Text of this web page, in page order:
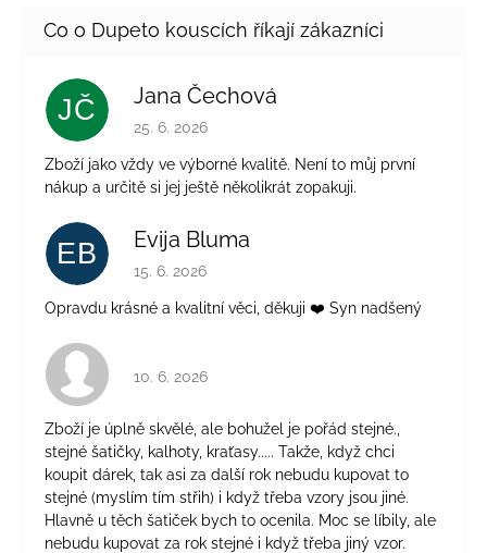
JČ Jana Čechová
Hodnocení obchodu je 5 z 5 hvězdiček.
25. 6. 2026
Zboží jako vždy ve výborné kvalitě. Není to můj první
nákup a určitě si jej ještě několikrát zopakuji.
EB Evija Bluma
Hodnocení obchodu je 5 z 5 hvězdiček.
15. 6. 2026
Opravdu krásné a kvalitní věci, děkuji ❤️ Syn nadšený
Hodnocení obchodu je 4 z 5 hvězdiček.
10. 6. 2026
Zboží je úplně skvělé, ale bohužel je pořád stejné.,
stejné šatičky, kalhoty, kraťasy..... Takže, když chci
koupit dárek, tak asi za další rok nebudu kupovat to
stejné (myslím tím střih) i když třeba vzory jsou jiné.
Hlavně u těch šatiček bych to ocenila. Moc se líbily, ale
nebudu kupovat za rok stejné i když třeba jiný vzor.